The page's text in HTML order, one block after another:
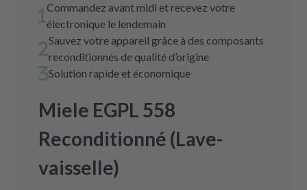
Commandez avant midi et recevez votre
électronique le lendemain
Sauvez votre appareil grâce à des composants
reconditionnés de qualité d’origine
Solution rapide et économique
Miele EGPL 558
Reconditionné (Lave-
vaisselle)